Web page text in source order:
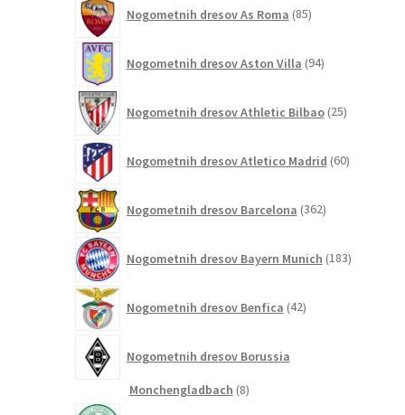
Nogometnih dresov As Roma 85izdelkov
Nogometnih dresov Aston Villa 94izdelkov
Nogometnih dresov Athletic Bilbao 25izdelkov
Nogometnih dresov Atletico Madrid 60izdelkov
Nogometnih dresov Barcelona 362izdelkov
Nogometnih dresov Bayern Munich 183izdelkov
Nogometnih dresov Benfica 42izdelkov
Nogometnih dresov Borussia
Monchengladbach 88